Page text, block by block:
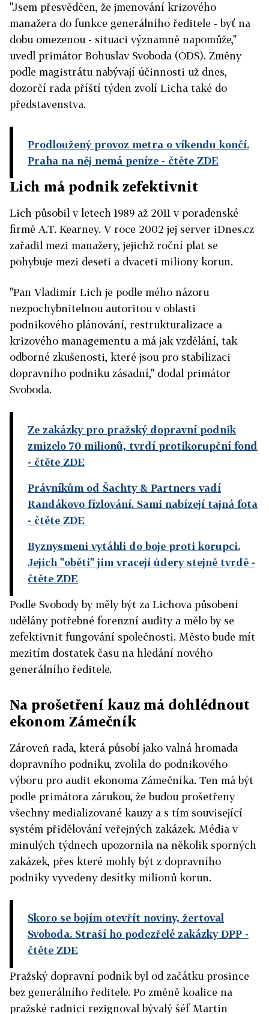
"Jsem přesvědčen, že jmenování krizového
manažera do funkce generálního ředitele - byť na
dobu omezenou - situaci významně napomůže,"
uvedl primátor Bohuslav Svoboda (ODS). Změny
podle magistrátu nabývají účinnosti už dnes,
dozorčí rada příští týden zvolí Licha také do
představenstva.
Prodloužený provoz metra o víkendu končí.
Praha na něj nemá peníze - čtěte ZDE
Lich má podnik zefektivnit
Lich působil v letech 1989 až 2011 v poradenské
firmě A.T. Kearney. V roce 2002 jej server iDnes.cz
zařadil mezi manažery, jejichž roční plat se
pohybuje mezi deseti a dvaceti miliony korun.
"Pan Vladimír Lich je podle mého názoru
nezpochybnitelnou autoritou v oblasti
podnikového plánování, restrukturalizace a
krizového managementu a má jak vzdělání, tak
odborné zkušenosti, které jsou pro stabilizaci
dopravního podniku zásadní," dodal primátor
Svoboda.
Ze zakázky pro pražský dopravní podnik
zmizelo 70 milionů, tvrdí protikorupční fond
- čtěte ZDE
Právníkům od Šachty & Partners vadí
Randákovo fízlování. Sami nabízejí tajná fota
- čtěte ZDE
Byznysmeni vytáhli do boje proti korupci.
Jejich "oběti" jim vracejí údery stejně tvrdě -
čtěte ZDE
Podle Svobody by měly být za Lichova působení
udělány potřebné forenzní audity a mělo by se
zefektivnit fungování společnosti. Město bude mít
mezitím dostatek času na hledání nového
generálního ředitele.
Na prošetření kauz má dohlédnout
ekonom Zámečník
Zároveň rada, která působí jako valná hromada
dopravního podniku, zvolila do podnikového
výboru pro audit ekonoma Zámečníka. Ten má být
podle primátora zárukou, že budou prošetřeny
všechny medializované kauzy a s tím související
systém přidělování veřejných zakázek. Média v
minulých týdnech upozornila na několik sporných
zakázek, přes které mohly být z dopravního
podniky vyvedeny desítky milionů korun.
Skoro se bojím otevřít noviny, žertoval
Svoboda. Straší ho podezřelé zakázky DPP -
čtěte ZDE
Pražský dopravní podnik byl od začátku prosince
bez generálního ředitele. Po změně koalice na
pražské radnici rezignoval bývalý šéf Martin